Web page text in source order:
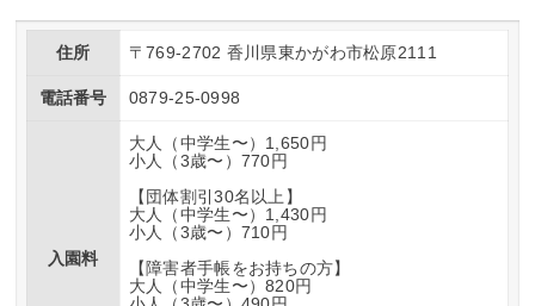
住所 〒769-2702 香川県東かがわ市松原2111
電話番号 0879-25-0998
入園料
大人（中学生〜）1,650円
小人（3歳〜）770円
【団体割引30名以上】
大人（中学生〜）1,430円
小人（3歳〜）710円
【障害者手帳をお持ちの方】
大人（中学生〜）820円